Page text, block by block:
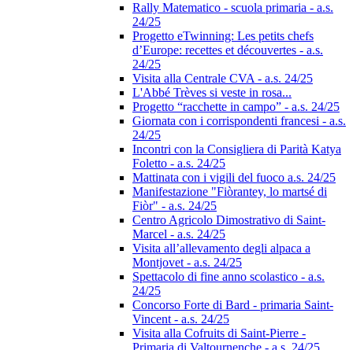
Rally Matematico - scuola primaria - a.s.
24/25
Progetto eTwinning: Les petits chefs
d’Europe: recettes et découvertes - a.s.
24/25
Visita alla Centrale CVA - a.s. 24/25
L'Abbé Trèves si veste in rosa...
Progetto “racchette in campo” - a.s. 24/25
Giornata con i corrispondenti francesi - a.s.
24/25
Incontri con la Consigliera di Parità Katya
Foletto - a.s. 24/25
Mattinata con i vigili del fuoco a.s. 24/25
Manifestazione "Fiòrantey, lo martsé di
Fiòr" - a.s. 24/25
Centro Agricolo Dimostrativo di Saint-
Marcel - a.s. 24/25
Visita all’allevamento degli alpaca a
Montjovet - a.s. 24/25
Spettacolo di fine anno scolastico - a.s.
24/25
Concorso Forte di Bard - primaria Saint-
Vincent - a.s. 24/25
Visita alla Cofruits di Saint-Pierre -